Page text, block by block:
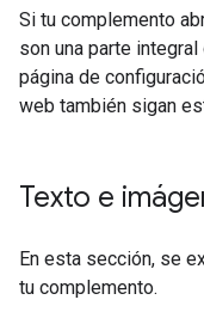
Si tu complemento
son una parte
página de
web también sigan
Texto e
En esta sección, se
tu complemento.